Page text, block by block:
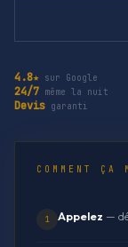
4.8★ sur Google
24/7 même la nuit
Devis garanti
COMMENT ÇA
1 Appelez —